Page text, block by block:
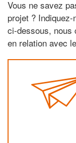
Vous ne savez
projet ?
ci-dessous, nous
en relation avec